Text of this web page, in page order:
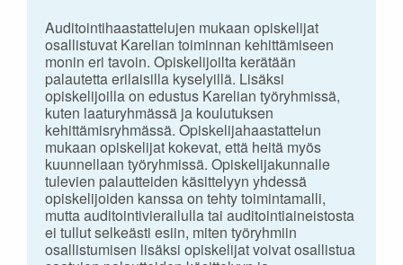
Auditointihaastattelujen mukaan opiskelijat
osallistuvat Karelian toiminnan kehittämiseen
monin eri tavoin. Opiskelijoilta kerätään
palautetta erilaisilla kyselyillä. Lisäksi
opiskelijoilla on edustus Karelian työryhmissä,
kuten laaturyhmässä ja koulutuksen
kehittämisryhmässä. Opiskelijahaastattelun
mukaan opiskelijat kokevat, että heitä myös
kuunnellaan työryhmissä. Opiskelijakunnalle
tulevien palautteiden käsittelyyn yhdessä
opiskelijoiden kanssa on tehty toimintamalli,
mutta auditointivierailulla tai auditointiaineistosta
ei tullut selkeästi esiin, miten työryhmiin
osallistumisen lisäksi opiskelijat voivat osallistua